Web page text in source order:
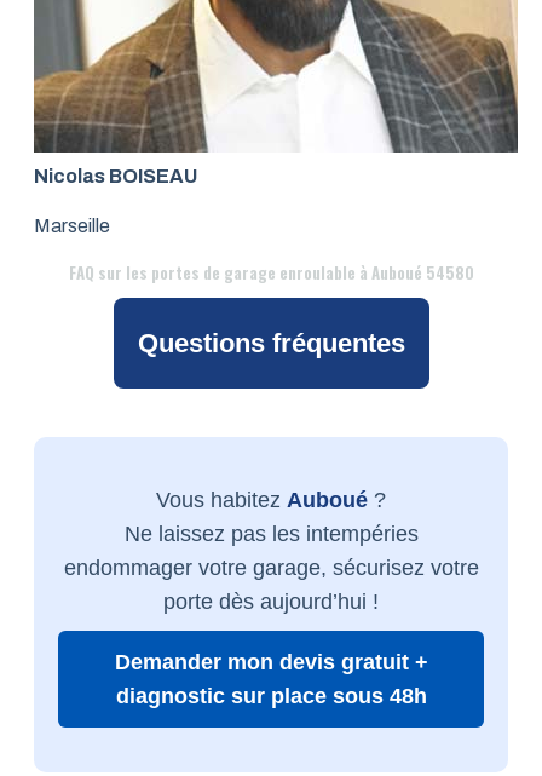
Nicolas BOISEAU
Marseille
FAQ sur les portes de garage enroulable à Auboué 54580
Questions fréquentes
Vous habitez Auboué ?
Ne laissez pas les intempéries
endommager votre garage, sécurisez votre
porte dès aujourd’hui !
Demander mon devis gratuit +
diagnostic sur place sous 48h